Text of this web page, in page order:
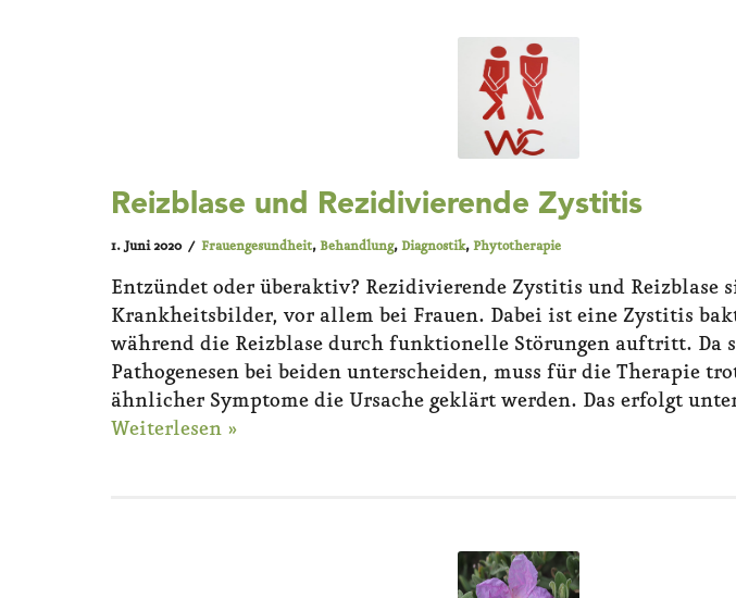
Reizblase und Rezidivierende Zystitis
1. Juni 2020 Frauengesundheit, Behandlung, Diagnostik, Phytotherapie
Entzündet oder überaktiv? Rezidivierende Zystitis und Reizblase
Krankheitsbilder, vor allem bei Frauen. Dabei ist eine Zystitis
während die Reizblase durch funktionelle Störungen auftritt. Da
Pathogenesen bei beiden unterscheiden, muss für die Therapie
ähnlicher Symptome die Ursache geklärt werden. Das erfolgt
Weiterlesen »